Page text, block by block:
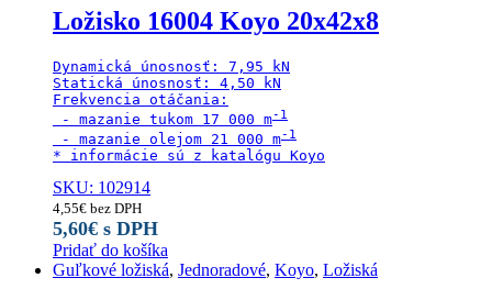
Ložisko 16004 Koyo 20x42x8
Dynamická únosnosť: 7,95 kN
Statická únosnosť: 4,50 kN
Frekvencia otáčania:
- mazanie tukom 17 000 m
- mazanie olejom 21 000 m
* informácie sú z katalógu Koyo
SKU: 102914
4,55€ bez DPH
5,60€ s DPH
Pridať do košíka
Guľkové ložiská, Jednoradové, Koyo, Ložiská